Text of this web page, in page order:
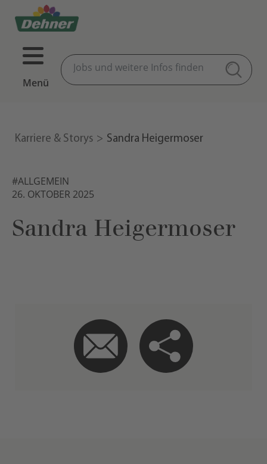
Menü
Karriere & Storys Sandra Heigermoser
#ALLGEMEIN
26. OKTOBER 2025
Sandra Heigermoser